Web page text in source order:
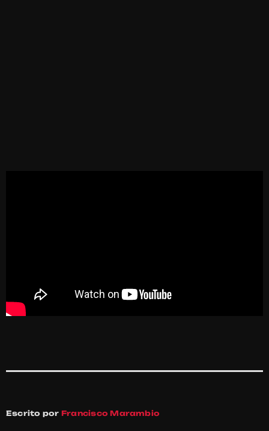
Escrito por Francisco Marambio